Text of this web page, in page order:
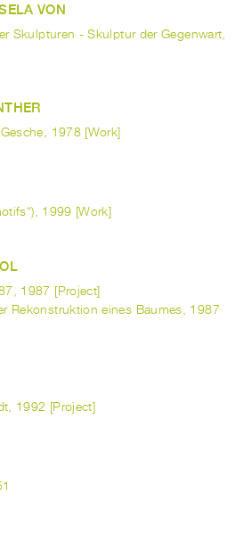
VON
Skulpturen - Skulptur der Gegenwart,
1978 [Work]
1999 [Work]
1987 [Project]
Rekonstruktion eines Baumes, 1987
1992 [Project]